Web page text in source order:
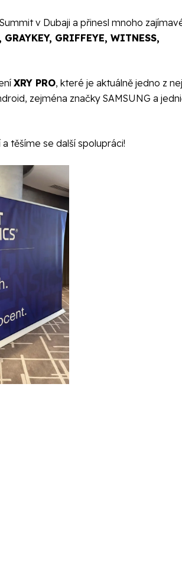
v Dubaji a přinesl mnoho
, GRAYKEY, GRIFFEYE, WITNESS,
XRY PRO, které je aktuálně jedno z
zejména značky SAMSUNG a
těšíme se další spolupráci!